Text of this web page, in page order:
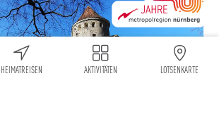
HEIMATREISEN AKTIVITÄTEN LOTSENKARTE